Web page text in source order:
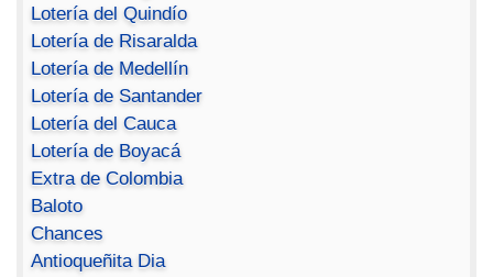
Lotería del Quindío
Lotería de Risaralda
Lotería de Medellín
Lotería de Santander
Lotería del Cauca
Lotería de Boyacá
Extra de Colombia
Baloto
Chances
Antioqueñita Dia